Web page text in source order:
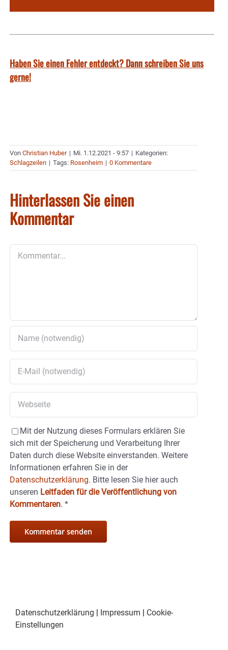
Haben Sie einen Fehler entdeckt? Dann schreiben Sie uns
gerne!
Von Christian Huber | Mi. 1.12.2021 - 9:57 | Kategorien:
Schlagzeilen | Tags: Rosenheim | 0 Kommentare
Hinterlassen Sie einen
Kommentar
Mit der Nutzung dieses Formulars erklären Sie
sich mit der Speicherung und Verarbeitung Ihrer
Daten durch diese Website einverstanden. Weitere
Informationen erfahren Sie in der
Datenschutzerklärung. Bitte lesen Sie hier auch
unseren Leitfaden für die Veröffentlichung von
Kommentaren. *
Datenschutzerklärung | Impressum | Cookie-
Einstellungen